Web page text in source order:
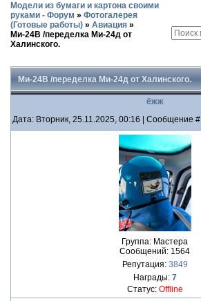
Модели из бумаги и картона своими
руками - Форум » Фотогалерея
(Готовые работы) » Авиация »
Ми-24В /переделка Ми-24д от
Халинского.
Ми-24В /переделка Ми-24д от Халинского.
ёжж
Дата: Вторник, 25.11.2025, 00:16 | Сообщение #
Группа: Мастера
Сообщений: 1564
Репутация: 3849
Награды: 7
Статус: Offline